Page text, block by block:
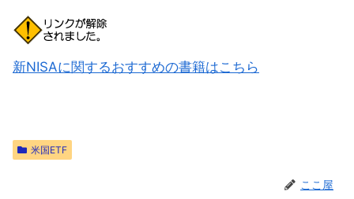
新NISAに関するおすすめの書籍はこちら
米国ETF
ここ屋